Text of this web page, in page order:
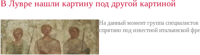
В Лувре нашли картину под другой картиной
На данный момент группа
спрятано под известной итальянской